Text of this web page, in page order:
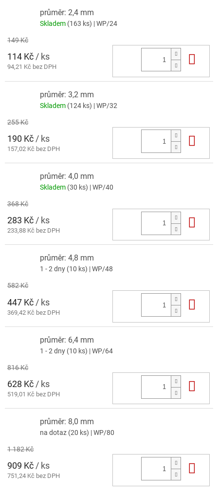
průměr: 2,4 mm
Skladem (163 ks) | WP/24
149 Kč
114 Kč/ ks
94,21 Kč bez DPH
průměr: 3,2 mm
Skladem (124 ks) | WP/32
255 Kč
190 Kč / ks
157,02 Kč bez DPH
průměr: 4,0 mm
Skladem (30 ks) | WP/40
368 Kč
283 Kč / ks
233,88 Kč bez DPH
průměr: 4,8 mm
1 - 2 dny (10 ks) | WP/48
582 Kč
447 Kč / ks
369,42 Kč bez DPH
průměr: 6,4 mm
1 - 2 dny (10 ks) | WP/64
816 Kč
628 Kč / ks
519,01 Kč bez DPH
průměr: 8,0 mm
na dotaz (20 ks) | WP/80
1 182 Kč
909 Kč/ ks
751,24 Kč bez DPH